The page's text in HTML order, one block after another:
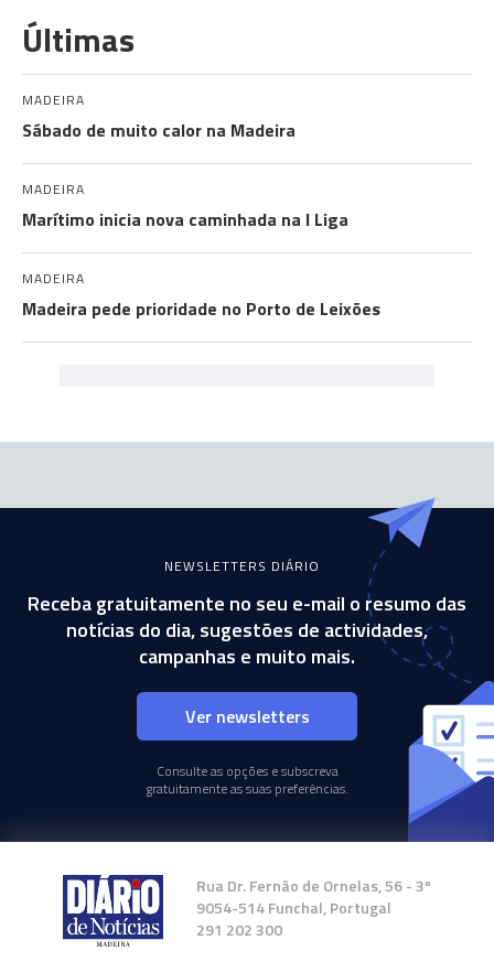
Últimas
MADEIRA
Sábado de muito calor na Madeira
MADEIRA
Marítimo inicia nova caminhada na I Liga
MADEIRA
Madeira pede prioridade no Porto de Leixões
NEWSLETTERS DIÁRIO
Receba gratuitamente no seu e-mail o resumo das
notícias do dia, sugestões de actividades,
campanhas e muito mais.
Ver newsletters
Consulte as opções e subscreva
gratuitamente as suas preferências.
Rua Dr. Fernão de Ornelas, 56 - 3º
9054-514 Funchal, Portugal
291 202 300